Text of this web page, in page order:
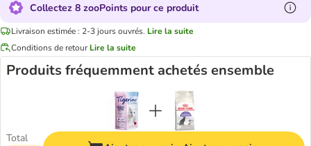
Collectez 8 zooPoints pour ce produit
Livraison estimée : 2-3 jours ouvrés. Lire la suite
Conditions de retour Lire la suite
Produits fréquemment achetés ensemble
Total